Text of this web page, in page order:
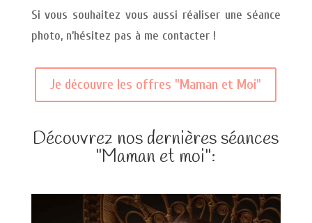
Si vous souhaitez vous aussi réaliser une séance
photo, n’hésitez pas à me contacter !
Je découvre les offres "Maman et Moi"
Découvrez nos dernières séances
"Maman et moi":